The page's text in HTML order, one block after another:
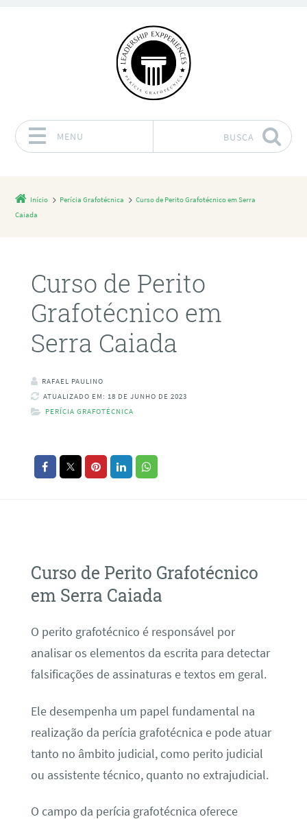
MENU BUSCA
Início Perícia Grafotécnica
Curso de Perito Grafotécnico em Serra
Caiada
Curso de Perito
Grafotécnico em
Serra Caiada
RAFAEL PAULINO
ATUALIZADO EM: 18 DE JUNHO DE 2023
PERÍCIA GRAFOTÉCNICA
Curso de Perito Grafotécnico
em Serra Caiada
O perito grafotécnico é responsável por
analisar os elementos da escrita para detectar
falsificações de assinaturas e textos em geral.
Ele desempenha um papel fundamental na
realização da perícia grafotécnica e pode atuar
tanto no âmbito judicial, como perito judicial
ou assistente técnico, quanto no extrajudicial.
O campo da perícia grafotécnica oferece